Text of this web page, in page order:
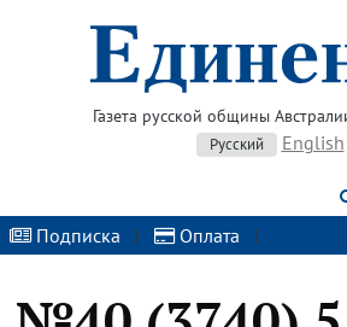
Газета русской общины
Русский English
Подписка | Оплата |